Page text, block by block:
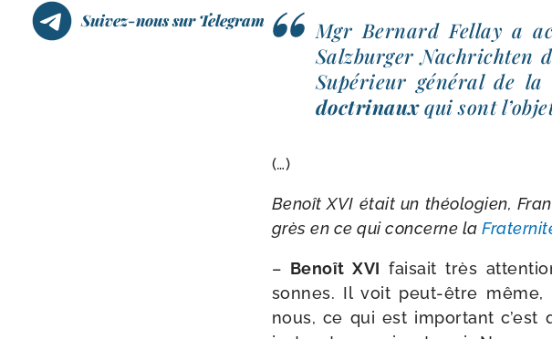
Suivez-nous sur Telegram
Mgr Bernard Fellay a
Salzburger Nachrichten
Supérieur géné­ral de
doc­tri­nauxqui sont
(…)
Benoît XVI était un théo­lo­gien,
grès en ce qui concerne la
– Benoît XVI fai­sait très
sonnes. Il voit peut-​être
nous, ce qui est impor­tant